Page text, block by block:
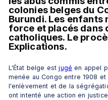
colonies belges du
Burundi. Les enfants
force et placés dans
catholiques. Le
Explications.
L'État belge est jugé en appel
menée au Congo entre 1908
l'enlèvement et de la
ont intenté une action en